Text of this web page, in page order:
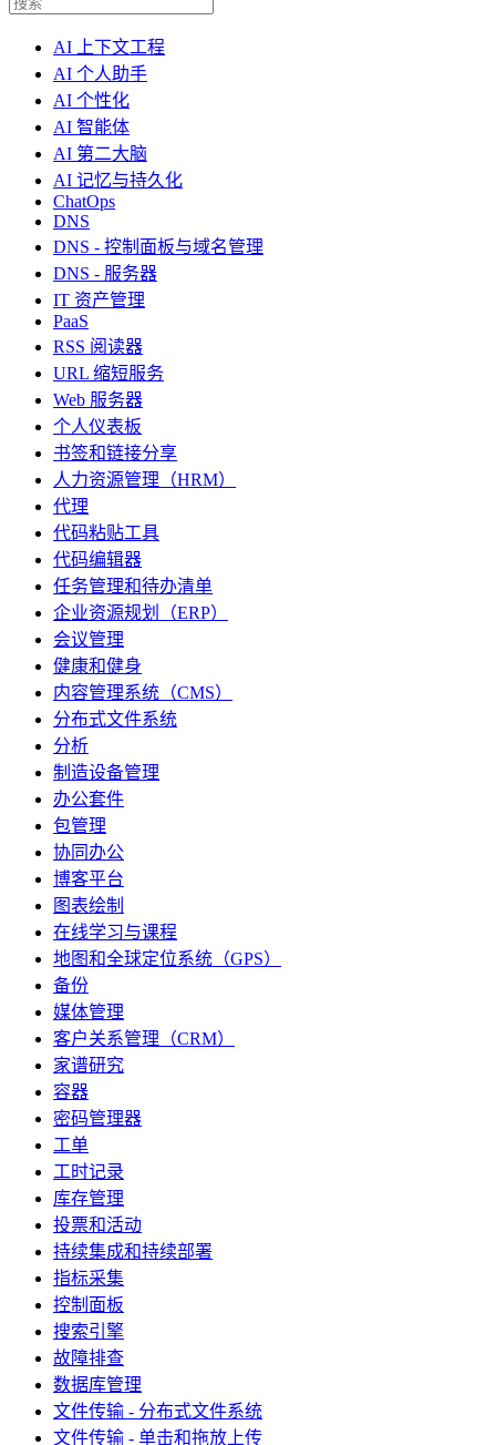
AI 上下文工程
AI 个人助手
AI 个性化
AI 智能体
AI 第二大脑
AI 记忆与持久化
ChatOps
DNS
DNS - 控制面板与域名管理
DNS - 服务器
IT 资产管理
PaaS
RSS 阅读器
URL 缩短服务
Web 服务器
个人仪表板
书签和链接分享
人力资源管理（HRM）
代理
代码粘贴工具
代码编辑器
任务管理和待办清单
企业资源规划（ERP）
会议管理
健康和健身
内容管理系统（CMS）
分布式文件系统
分析
制造设备管理
办公套件
包管理
协同办公
博客平台
图表绘制
在线学习与课程
地图和全球定位系统（GPS）
备份
媒体管理
客户关系管理（CRM）
家谱研究
容器
密码管理器
工单
工时记录
库存管理
投票和活动
持续集成和持续部署
指标采集
控制面板
搜索引擎
故障排查
数据库管理
文件传输 - 分布式文件系统
文件传输 - 单击和拖放上传